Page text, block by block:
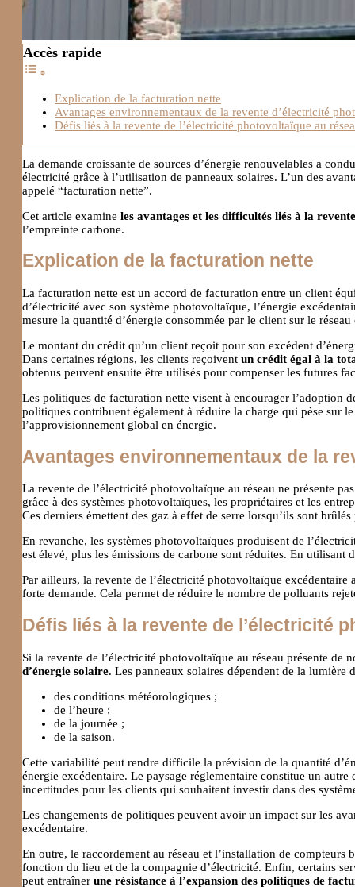
Accès rapide
Explication de la facturation nette
Avantages environnementaux de la revente d’électricité
Défis liés à la revente de l’électricité photovoltaïque au
La demande croissante de sources d’énergie renouvelables a
électricité grâce à l’utilisation de panneaux solaires. L’un des
appelé “facturation nette”.
Cet article examine les avantages et les difficultés liés à la
l’empreinte carbone.
Explication de la facturation nette
La facturation nette est un accord de facturation entre un client
d’électricité avec son système photovoltaïque, l’énergie
mesure la quantité d’énergie consommée par le client sur le
Le montant du crédit qu’un client reçoit pour son excédent
Dans certaines régions, les clients reçoivent un crédit égal à la
obtenus peuvent ensuite être utilisés pour compenser les futures
Les politiques de facturation nette visent à encourager l’adoption
politiques contribuent également à réduire la charge qui pèse sur
l’approvisionnement global en énergie.
Avantages environnementaux de la
La revente de l’électricité photovoltaïque au réseau ne présente
grâce à des systèmes photovoltaïques, les propriétaires et les
Ces derniers émettent des gaz à effet de serre lorsqu’ils sont
En revanche, les systèmes photovoltaïques produisent de
est élevé, plus les émissions de carbone sont réduites. En utilisant
Par ailleurs, la revente de l’électricité photovoltaïque
forte demande. Cela permet de réduire le nombre de polluants
Défis liés à la revente de l’électricité
Si la revente de l’électricité photovoltaïque au réseau présente de
d’énergie solaire. Les panneaux solaires dépendent de la
des conditions météorologiques ;
de l’heure ;
de la journée ;
de la saison.
Cette variabilité peut rendre difficile la prévision de la quantité
énergie excédentaire. Le paysage réglementaire constitue un
incertitudes pour les clients qui souhaitent investir dans des
Les changements de politiques peuvent avoir un impact sur les
excédentaire.
En outre, le raccordement au réseau et l’installation de
fonction du lieu et de la compagnie d’électricité. Enfin, certains
peut entraîner une résistance à l’expansion des politiques de